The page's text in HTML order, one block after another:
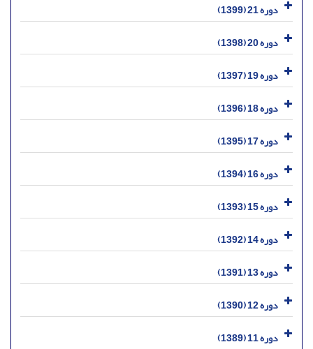
دوره 21 (1399)
دوره 20 (1398)
دوره 19 (1397)
دوره 18 (1396)
دوره 17 (1395)
دوره 16 (1394)
دوره 15 (1393)
دوره 14 (1392)
دوره 13 (1391)
دوره 12 (1390)
دوره 11 (1389)